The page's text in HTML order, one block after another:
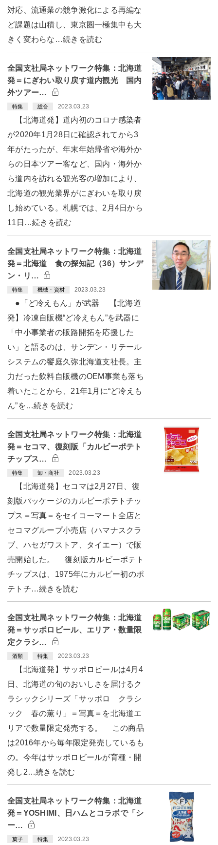
対応、流通業の競争激化による再編な
ど課題は山積し、東京圏一極集中も大
きく変わらな…続きを読む
全国支社局ネットワーク特集：北海道
発＝にぎわい取り戻す道内観光 国内
外ツアー…
特集 総合 2023.03.23
【北海道発】道内初のコロナ感染者
が2020年1月28日に確認されてから3
年がたったが、年末年始帰省や海外か
らの日本ツアー客など、国内・海外か
ら道内を訪れる観光客の増加により、
北海道の観光業界がにぎわいを取り戻
し始めている。札幌では、2月4日から
11日…続きを読む
全国支社局ネットワーク特集：北海道
発＝北海道 食の探知記（36）サンデ
ン・リ…
特集 機械・資材 2023.03.23
●「ど冷えもん」が武器 【北海道
発】冷凍自販機“ど冷えもん”を武器に
「中小事業者の販路開拓を応援した
い」と語るのは、サンデン・リテール
システムの饗庭久弥北海道支社長。主
力だった飲料自販機のOEM事業も落ち
着いたことから、21年1月に“ど冷えも
ん”を…続きを読む
全国支社局ネットワーク特集：北海道
発＝セコマ、復刻版「カルビーポテト
チップス…
特集 卸・商社 2023.03.23
【北海道発】セコマは2月27日、復
刻版パッケージのカルビーポテトチッ
プス＝写真＝をセイコーマート全店と
セコマグループ小売店（ハマナスクラ
ブ、ハセガワストア、タイエー）で販
売開始した。 復刻版カルビーポテト
チップスは、1975年にカルビー初のポ
テトチ…続きを読む
全国支社局ネットワーク特集：北海道
発＝サッポロビール、エリア・数量限
定クラシ…
酒類 特集 2023.03.23
【北海道発】サッポロビールは4月4
日、北海道の旬のおいしさを届けるク
ラシックシリーズ「サッポロ クラシ
ック 春の薫り」＝写真＝を北海道エ
リアで数量限定発売する。 この商品
は2016年から毎年限定発売しているも
の。今年はサッポロビールが育種・開
発し2…続きを読む
全国支社局ネットワーク特集：北海道
発＝YOSHIMI、日ハムとコラボで「シ
ー…
菓子 特集 2023.03.23